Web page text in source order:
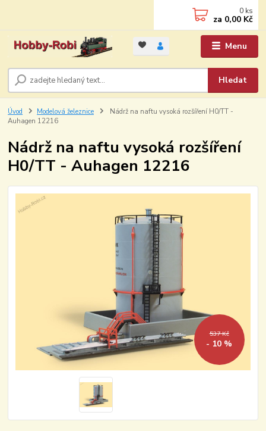
Menu
Hledat
0 ks
za 0,00 Kč
Úvod Modelová železnice
Nádrž na naftu vysoká rozšíření H0/TT -
Auhagen 12216
Nádrž na naftu vysoká rozšíření
H0/TT - Auhagen 12216
537 Kč
- 10 %